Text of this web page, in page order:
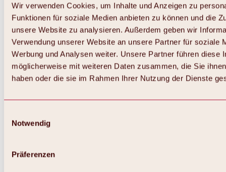
Wir verwenden Cookies, um Inhalte und Anzeigen zu
Funktionen für soziale Medien anbieten zu können und die
unsere Website zu analysieren. Außerdem geben wir
Verwendung unserer Website an unsere Partner für soziale
Werbung und Analysen weiter. Unsere Partner führen diese
möglicherweise mit weiteren Daten zusammen, die Sie
haben oder die sie im Rahmen Ihrer Nutzung der Dienste
Notwendig
Präferenzen